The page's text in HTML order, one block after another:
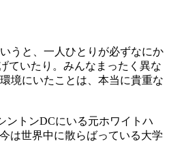
うと、一人ひとりが必ずなにか
ていたり。みんなまったく異な
境にいたことは、本当に貴重な
ントンDCにいる元ホワイトハ
は世界中に散らばっている大学